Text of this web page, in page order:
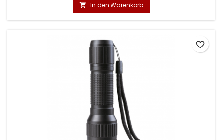
 In den Warenkorb
favorite_border